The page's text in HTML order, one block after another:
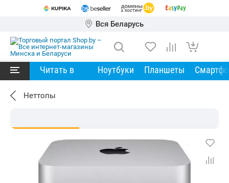
Вся Беларусь
Читать в Ноутбуки Планшеты
Неттопы